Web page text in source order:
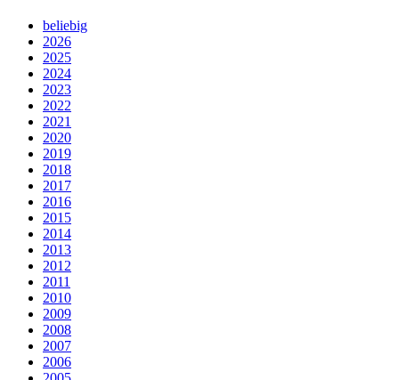
beliebig
2026
2025
2024
2023
2022
2021
2020
2019
2018
2017
2016
2015
2014
2013
2012
2011
2010
2009
2008
2007
2006